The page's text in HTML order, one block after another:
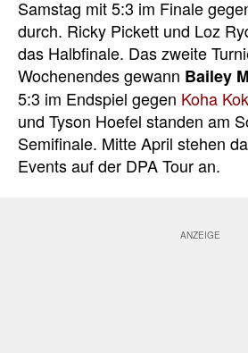
Samstag mit 5:3 im Finale
durch. Ricky Pickett und Loz
das Halbfinale. Das zweite
Wochenendes gewann Bailey
5:3 im Endspiel gegen Koha
und Tyson Hoefel standen am
Semifinale. Mitte April stehen
Events auf der DPA Tour an.